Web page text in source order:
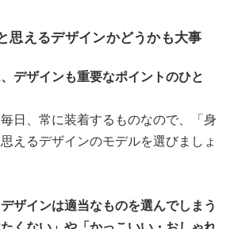
思えるデザインかどうかも大事
デザインも重要なポイントのひと
日、常に装着するものなので、「身
えるデザインのモデルを選びましょ
ザインは適当なものを選んでしまう